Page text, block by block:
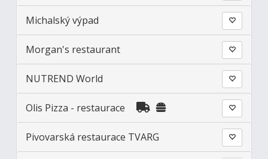
Michalský výpad
Morgan's restaurant
NUTREND World
Olis Pizza - restaurace
Pivovarská restaurace TVARG